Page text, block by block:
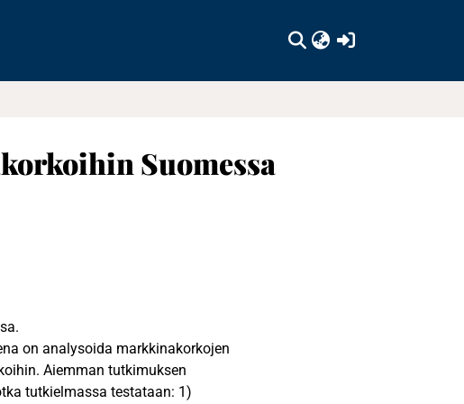
Suomessa
on analysoida markkinakorkojen
Aiemman tutkimuksen
tutkielmassa testataan: 1)